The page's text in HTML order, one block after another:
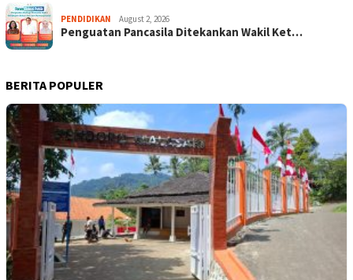
PENDIDIKAN August 2, 2026
Penguatan Pancasila Ditekankan Wakil Ket…
BERITA POPULER